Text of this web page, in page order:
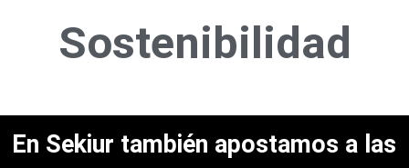
Sostenibilidad
En Sekiur también apostamos a las